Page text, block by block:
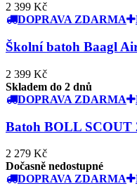
2 399 Kč
DOPRAVA ZDARMA
Školní batoh Baagl
2 399 Kč
Skladem do 2 dnů
DOPRAVA ZDARMA
Batoh BOLL SCOUT
2 279 Kč
Dočasně nedostupné
DOPRAVA ZDARMA